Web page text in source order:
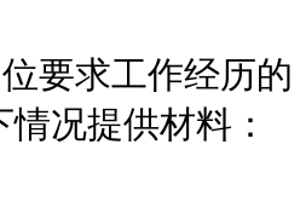
求工作经历的
情况提供材料：